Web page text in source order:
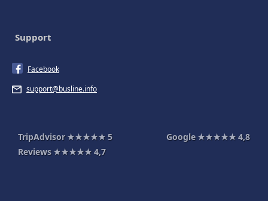
Support
Facebook
support@busline.info
TripAdvisor ★★★★★5 Google ★★★★★4,8
Reviews ★★★★★4,7